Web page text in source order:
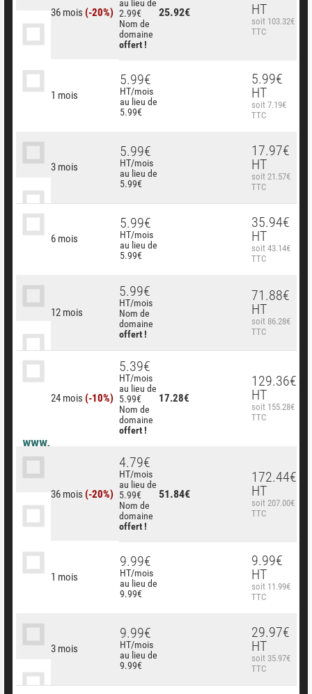
36 mois (-20%)
au lieu de
2.99€
Nom de
domaine
offert !
25.92€
HT
soit 103.32€
TTC
1 mois
5.99€
HT/mois
au lieu de
5.99€
5.99€
HT
soit 7.19€
TTC
3 mois
5.99€
HT/mois
au lieu de
5.99€
17.97€
HT
soit 21.57€
TTC
6 mois
5.99€
HT/mois
au lieu de
5.99€
35.94€
HT
soit 43.14€
TTC
12 mois
5.99€
HT/mois
Nom de
domaine
offert !
71.88€
HT
soit 86.28€
TTC
24 mois (-10%)
5.39€
HT/mois
au lieu de
5.99€
Nom de
domaine
offert !
17.28€
129.36€
HT
soit 155.28€
TTC
36 mois (-20%)
4.79€
HT/mois
au lieu de
5.99€
Nom de
domaine
offert !
51.84€
172.44€
HT
soit 207.00€
TTC
1 mois
9.99€
HT/mois
au lieu de
9.99€
9.99€
HT
soit 11.99€
TTC
3 mois
9.99€
HT/mois
au lieu de
9.99€
29.97€
HT
soit 35.97€
TTC